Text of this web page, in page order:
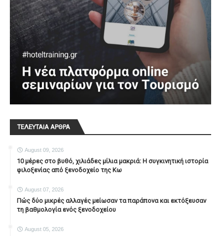
ΤΕΛΕΥΤΑΙΑ ΑΡΘΡΑ
August 09, 2026
10 μέρες στο βυθό, χιλιάδες μίλια μακριά: Η συγκινητική ιστορία
φιλοξενίας από ξενοδοχείο της Κω
August 07, 2026
Πώς δύο μικρές αλλαγές μείωσαν τα παράπονα και εκτόξευσαν
τη βαθμολογία ενός ξενοδοχείου
August 05, 2026